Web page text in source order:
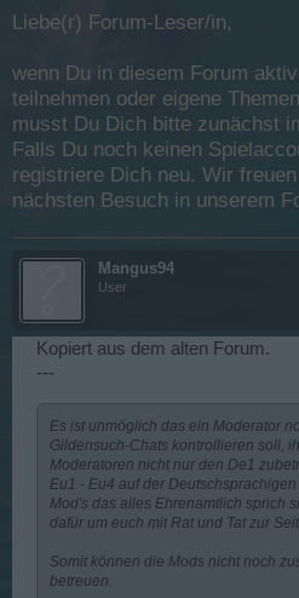
Liebe(r) Forum-Leser/in,
wenn Du in diesem Forum
teilnehmen oder eigene
musst Du Dich bitte zunächst
Falls Du noch keinen
registriere Dich neu. Wir
nächsten Besuch in unserem
Mangus94
User
Kopiert aus dem alten Forum.
---
Es ist unmöglich das ein Moderator
Gildensuch-Chats kontrollieren soll,
Moderatoren nicht nur den De1
Eu1 - Eu4 auf der
Mod's das alles Ehrenamtlich sprich
dafür um euch mit Rat und Tat zur
Somit können die Mods nicht noch
betreuen.